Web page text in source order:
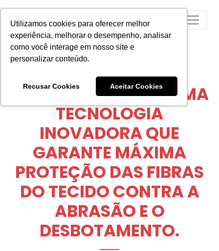
Utilizamos cookies para oferecer melhor
experiência, melhorar o desempenho, analisar
como você interage em nosso site e
personalizar conteúdo.
Recusar Cookies Aceitar Cookies
HEXAFOR™ POSSUI UMA
TECNOLOGIA
INOVADORA QUE
GARANTE MÁXIMA
PROTEÇÃO DAS FIBRAS
DO TECIDO CONTRA A
ABRASÃO E O
DESBOTAMENTO.